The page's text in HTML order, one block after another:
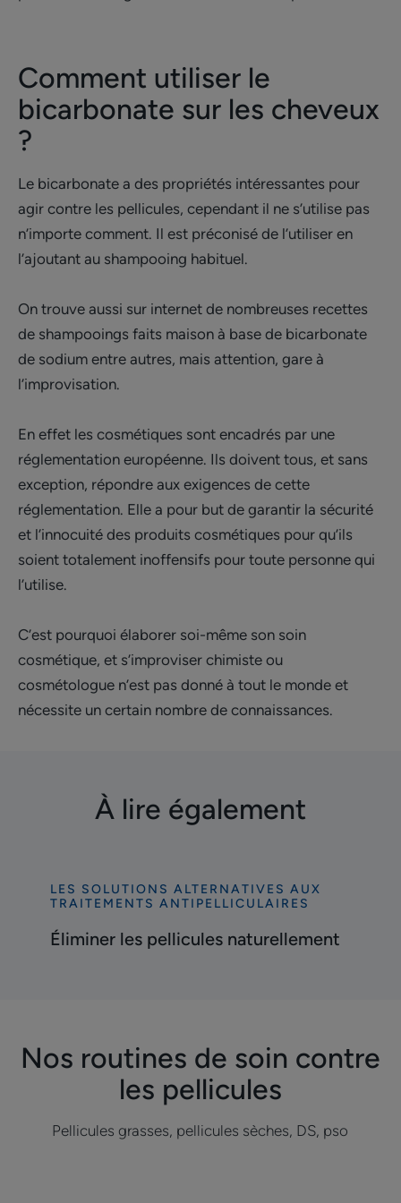
Comment utiliser le
bicarbonate sur les cheveux
?
Le bicarbonate a des propriétés intéressantes pour
agir contre les pellicules, cependant il ne s’utilise pas
n’importe comment. Il est préconisé de l’utiliser en
l’ajoutant au shampooing habituel.
On trouve aussi sur internet de nombreuses recettes
de shampooings faits maison à base de bicarbonate
de sodium entre autres, mais attention, gare à
l’improvisation.
En effet les cosmétiques sont encadrés par une
réglementation européenne. Ils doivent tous, et sans
exception, répondre aux exigences de cette
réglementation. Elle a pour but de garantir la sécurité
et l’innocuité des produits cosmétiques pour qu’ils
soient totalement inoffensifs pour toute personne qui
l’utilise.
C’est pourquoi élaborer soi-même son soin
cosmétique, et s’improviser chimiste ou
cosmétologue n’est pas donné à tout le monde et
nécessite un certain nombre de connaissances.
À lire également
Découvrir
les
LES SOLUTIONS ALTERNATIVES AUX
TRAITEMENTS ANTIPELLICULAIRES
Éliminer les pellicules naturellement
Nos routines de soin contre
les pellicules
Pellicules grasses, pellicules sèches, DS, pso